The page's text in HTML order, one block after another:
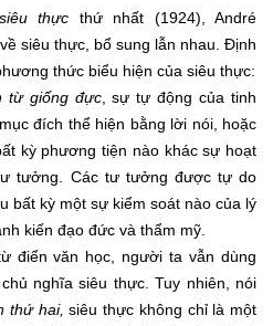
thực thứ nhất (1924), André
siêu thực, bổ sung lẫn nhau. Định
thức biểu hiện của siêu thực:
từ giống đực,sự tự động của tinh
đích thể hiện bằng lời nói, hoặc
kỳ phương tiện nào khác sự hoạt
tưởng. Các tư tưởng được tự do
bất kỳ một sự kiểm soát nào của lý
kiến đạo đức và thẩm mỹ.
điển văn học, người ta vẫn dùng
nghĩa siêu thực. Tuy nhiên, nói
thứ hai,siêu thực không chỉ là một